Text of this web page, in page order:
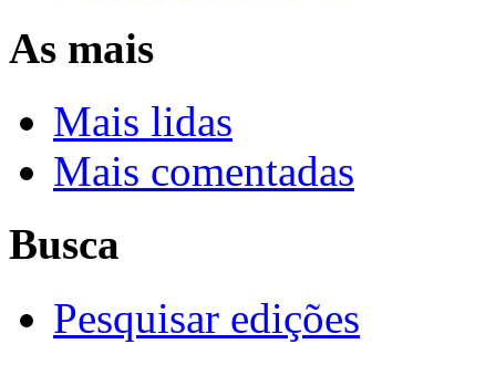
As mais
Mais lidas
Mais comentadas
Busca
Pesquisar edições